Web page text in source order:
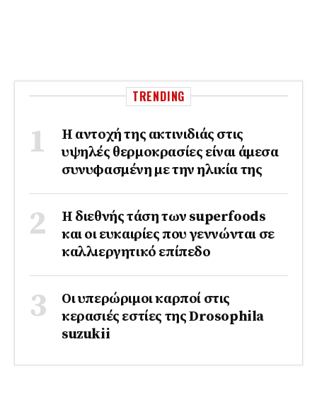
TRENDING
Η αντοχή της ακτινιδιάς στις
υψηλές θερμοκρασίες είναι άμεσα
συνυφασμένη με την ηλικία της
Η διεθνής τάση των superfoods
και οι ευκαιρίες που γεννώνται σε
καλλιεργητικό επίπεδο
Οι υπερώριμοι καρποί στις
κερασιές εστίες της Drosophila
suzukii